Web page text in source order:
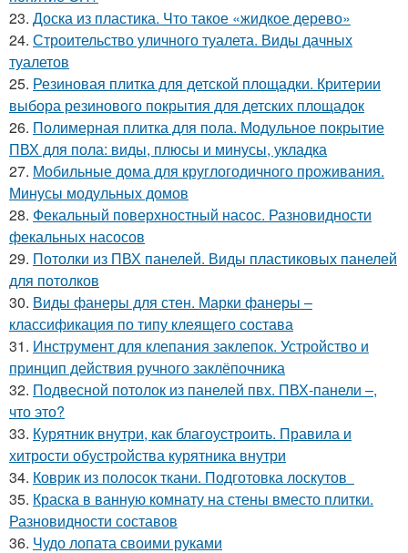
23. Доска из пластика. Что такое «жидкое дерево»
24. Строительство уличного туалета. Виды дачных
туалетов
25. Резиновая плитка для детской площадки. Критерии
выбора резинового покрытия для детских площадок
26. Полимерная плитка для пола. Модульное покрытие
ПВХ для пола: виды, плюсы и минусы, укладка
27. Мобильные дома для круглогодичного проживания.
Минусы модульных домов
28. Фекальный поверхностный насос. Разновидности
фекальных насосов
29. Потолки из ПВХ панелей. Виды пластиковых панелей
для потолков
30. Виды фанеры для стен. Марки фанеры –
классификация по типу клеящего состава
31. Инструмент для клепания заклепок. Устройство и
принцип действия ручного заклёпочника
32. Подвесной потолок из панелей пвх. ПВХ-панели –,
что это?
33. Курятник внутри, как благоустроить. Правила и
хитрости обустройства курятника внутри
34. Коврик из полосок ткани. Подготовка лоскутов
35. Краска в ванную комнату на стены вместо плитки.
Разновидности составов
36. Чудо лопата своими руками